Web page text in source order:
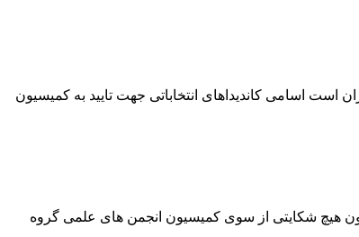
اسامی کاندیداهای انتخاباتی جهت تایید به کمیسیون
هیچ شکایتی از سوی کمیسیون انجمن های علمی گروه